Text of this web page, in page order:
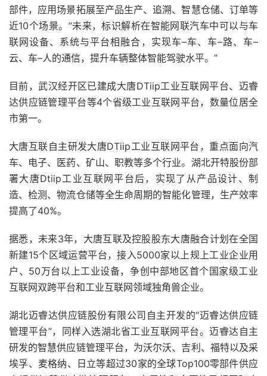
部件，应用场景拓展至产品生产、追溯、智慧仓储、订单等
近10个场景。“未来，标识解析在智能网联汽车中可以与车
联网设备、系统与平台相融合，实现车–车、车–路、车–
云、车–人的通信，提升车辆整体智能驾驶水平。”
目前，武汉经开区已建成大唐DTiip工业互联网平台、迈睿
达供应链管理平台等4个省级工业互联网平台，数量位居全
市第一。
大唐互联自主研发大唐DTiip工业互联网平台，重点面向汽
车、电子、医药、矿山、职教等多个行业。湖北开特股份部
署大唐Dtiip工业互联网平台后，实现了从产品设计、制
造、检测、物流仓储等全生命周期的智能化管理，生产效率
提高了40%。
据悉，未来3年，大唐互联及控股股东大唐融合计划在全国
新建15个区域运营平台，接入5000家以上规上工业企业用
户、50万台以上工业设备，争创中部地区首个国家级工业
互联网双跨平台和工业互联网领域独角兽企业。
湖北迈睿达供应链股份有限公司自主开发的“迈睿达供应链
管理平台”，同样入选湖北省工业互联网平台。迈睿达自主
研发的智慧供应链管理平台，为沃尔沃、吉利、福特以及采
埃孚、麦格纳、日立等超过30家的全球Top100零部件供应